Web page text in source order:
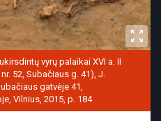
vyrų palaikai XVI a. II
52, Subačiaus g. 41), J.
gatvėje 41,
Vilnius, 2015, p. 184